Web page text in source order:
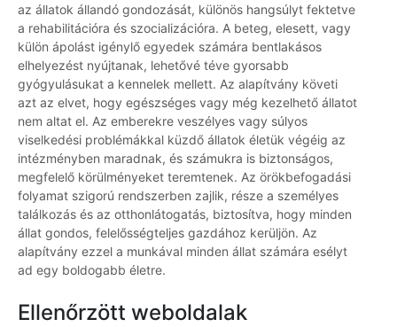
az állatok állandó gondozását, különös hangsúlyt fektetve
a rehabilitációra és szocializációra. A beteg, elesett, vagy
külön ápolást igénylő egyedek számára bentlakásos
elhelyezést nyújtanak, lehetővé téve gyorsabb
gyógyulásukat a kennelek mellett. Az alapítvány követi
azt az elvet, hogy egészséges vagy még kezelhető állatot
nem altat el. Az emberekre veszélyes vagy súlyos
viselkedési problémákkal küzdő állatok életük végéig az
intézményben maradnak, és számukra is biztonságos,
megfelelő körülményeket teremtenek. Az örökbefogadási
folyamat szigorú rendszerben zajlik, része a személyes
találkozás és az otthonlátogatás, biztosítva, hogy minden
állat gondos, felelősségteljes gazdához kerüljön. Az
alapítvány ezzel a munkával minden állat számára esélyt
ad egy boldogabb életre.
Ellenőrzött weboldalak